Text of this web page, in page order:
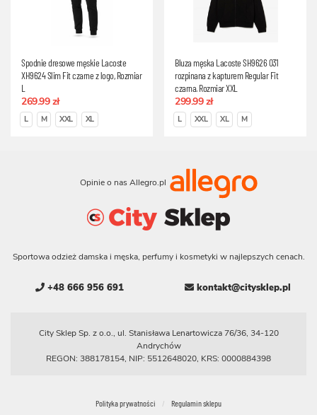
Spodnie dresowe męskie Lacoste
XH9624 Slim Fit czarne z logo, Rozmiar
L
269.99 zł
L M XXL XL
Bluza męska Lacoste SH9626 031
rozpinana z kapturem Regular Fit
czarna, Rozmiar XXL
299.99 zł
L XXL XL M
Opinie o nas Allegro.pl
Sportowa odzież damska i męska, perfumy i kosmetyki w najlepszych cenach.
+48 666 956 691 kontakt@citysklep.pl
City Sklep Sp. z o.o., ul. Stanisława Lenartowicza 76/36, 34-120
Andrychów
REGON: 388178154, NIP: 5512648020, KRS: 0000884398
Polityka prywatności Regulamin sklepu